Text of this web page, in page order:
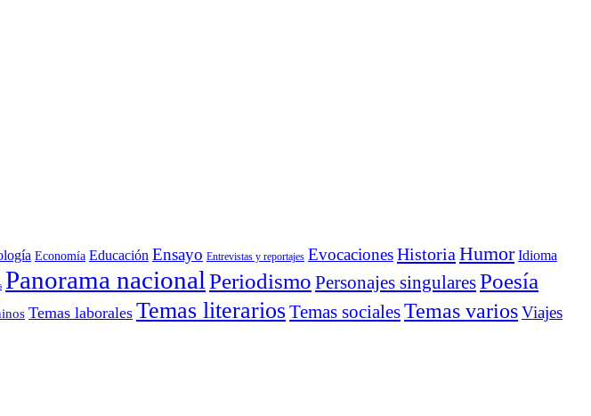
Economía Educación Ensayo Entrevistas y reportajes EvocacionesHistoriaHumor Idioma
Panorama nacionalPeriodismo Personajes singularesPoesía
Temas laborales Temas literariosTemas socialesTemas variosViajes